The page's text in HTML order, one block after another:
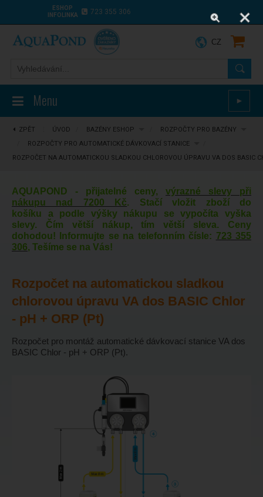
ESHOP
INFOLINKA
723 355 306
Menu ►
CZ
ZPĚT ÚVOD BAZÉNY ESHOP
ROZPOČTY PRO BAZÉNY
ROZPOČTY PRO AUTOMATICKÉ DÁVKOVACÍ STANICE
ROZPOČET NA AUTOMATICKOU SLADKOU CHLOROVOU ÚPRAVU VA DOS BASIC
AQUAPOND - přijatelné ceny, výrazné slevy při
nákupu nad 7200 Kč. Stačí vložit zboží do
košíku a podle výšky nákupu se vypočíta vyška
slevy. Čím větší nákup, tím větší sleva. Ceny
dohodou! Informujte se na telefonním čísle: 723 355
306, Tešíme se na Vás!
Rozpočet na automatickou sladkou
chlorovou úpravu VA dos BASIC Chlor
- pH + ORP (Pt)
Rozpočet pro montáž automatické dávkovací stanice VA dos
BASIC Chlor - pH + ORP (Pt).